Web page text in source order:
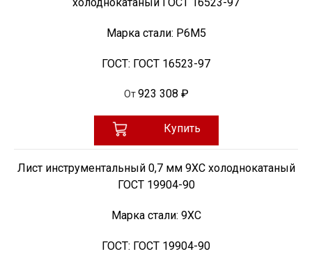
Марка стали: Р6М5
ГОСТ: ГОСТ 16523-97
От 923 308 ₽
Купить
Лист инструментальный 0,7 мм 9ХС холоднокатаный
ГОСТ 19904-90
Марка стали: 9ХС
ГОСТ: ГОСТ 19904-90